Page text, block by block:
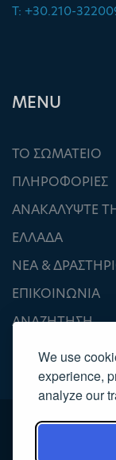
We use
experience,
analyze our
T: +30.210-
ΜΕΝU
ΤΟ ΣΩΜΑΤΕΙΟ
ΠΛΗΡΟΦΟΡΙΕΣ
ΑΝΑΚΑΛΥΨΤΕ
ΕΛΛΑΔΑ
ΝΕΑ &
ΕΠΙΚΟΙΝΩΝΙΑ
ΑΝΑΖΗΤΗΣΗ